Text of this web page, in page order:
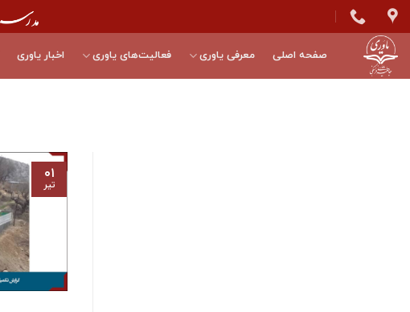
Skip
to
content
صفحه اصلی معرفی یاوری فعالیت‌های یاوری اخبار یاوری
۰۱
تیر